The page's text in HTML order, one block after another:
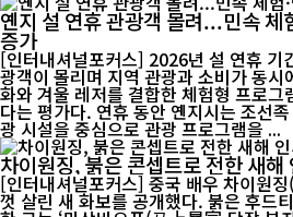
옌지 설 연휴 관광객 몰려...민속 체
증가
[인터내셔널포커스] 2026년 설 연휴 기
광객이 몰리며 지역 관광과 소비가 동
화와 겨울 레저를 결합한 체험형 프로
다는 평가다. 연휴 동안 옌지시는 조선족 민속 체험과 공연, 겨울 관
광 시설을 중심으로 관광 프로그램을 ...
차이원징, 붉은 콘셉트로 전한 새해
[인터내셔널포커스] 중국 배우 차이원
껏 살린 새 화보를 공개했다. 붉은 후드